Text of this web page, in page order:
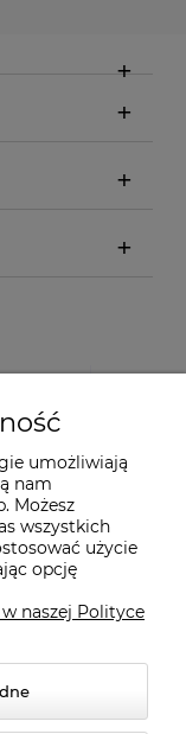
umożliwiają
nam
Możesz
wszystkich
użycie
opcję
naszej Polityce